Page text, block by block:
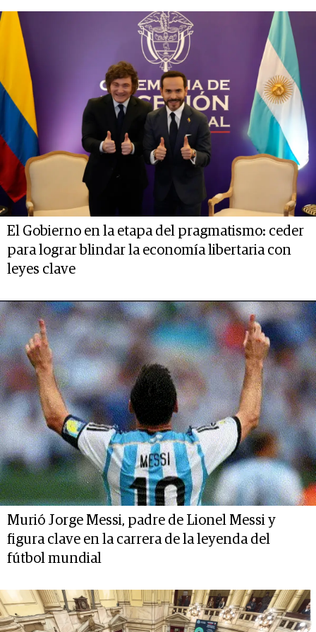
El Gobierno en la etapa del pragmatismo: ceder
para lograr blindar la economía libertaria con
leyes clave
Murió Jorge Messi, padre de Lionel Messi y
figura clave en la carrera de la leyenda del
fútbol mundial